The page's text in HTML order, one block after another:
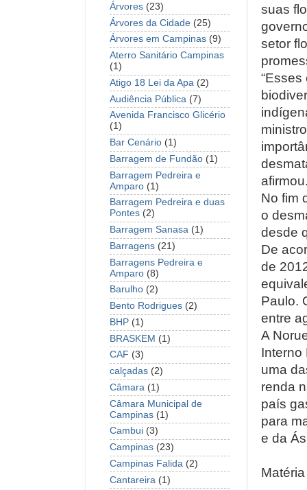
suas
setor
No fim
o
desde
De
de
Paulo.
entre
A
Interno
uma
renda
país
para
e da
Árvores (23)
Árvores da Cidade (25)
Árvores em Campinas (9)
Aterro Sanitário Campinas
(1)
Atigo 18 Lei da Apa (2)
Audiência Pública (7)
Avenida Francisco Glicério
(1)
Bar Cenário (1)
Barragem de Fundão (1)
Barragem Pedreira e
Amparo (1)
Barragem Pedreira e duas
Pontes (2)
Barragem Sanasa (1)
Barragens (21)
Barragens Pedreira e
Amparo (8)
Barulho (2)
Bento Rodrigues (2)
BHP (1)
BRASKEM (1)
CAF (3)
calçadas (2)
Câmara (1)
Câmara Municipal de
Campinas (1)
Cambui (3)
Campinas (23)
Campinas Falida (2)
Cantareira (1)